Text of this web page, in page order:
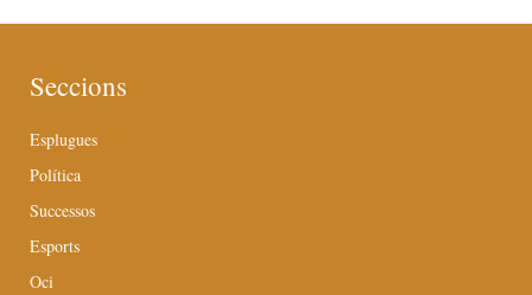
Seccions
Esplugues
Política
Successos
Esports
Oci